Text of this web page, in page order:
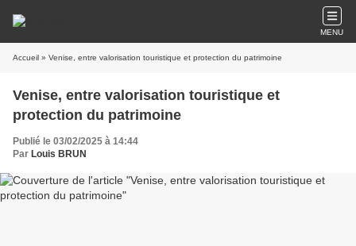
MENU
Accueil » Venise, entre valorisation touristique et protection du patrimoine
Venise, entre valorisation touristique et
protection du patrimoine
Publié le 03/02/2025 à 14:44
Par Louis BRUN